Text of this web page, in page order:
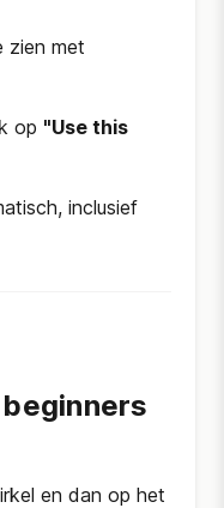
zien met
op "Use this
inclusief
en dan op het